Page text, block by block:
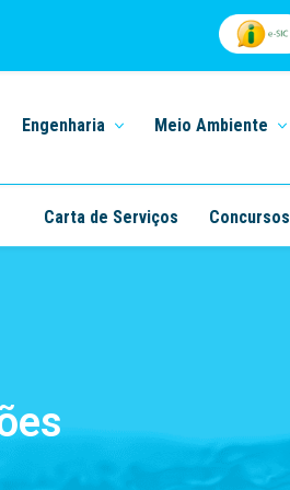
Engenharia Meio Ambiente
Carta de Serviços Concursos